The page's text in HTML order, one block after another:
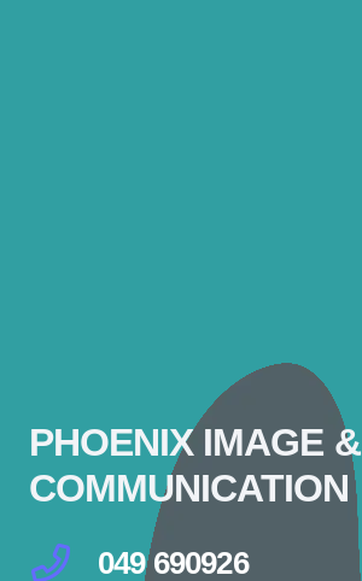
PHOENIX IMAGE &
COMMUNICATION
049 690926